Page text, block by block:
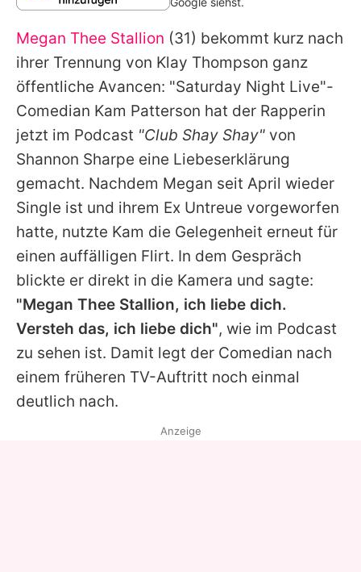
Alle Themen auf Promiflash
Jobs
App runterladen
Team
Redaktionelle Richtlinien
Impressum
Datenschutzerklärung
Utiq verwalten
Megan Thee Stallion (31) bekommt kurz nach
ihrer Trennung von Klay Thompson ganz
öffentliche Avancen: "Saturday Night Live"-
Comedian Kam Patterson hat der Rapperin
jetzt im Podcast "Club Shay Shay" von
Shannon Sharpe eine Liebeserklärung
gemacht. Nachdem Megan seit April wieder
Single ist und ihrem Ex Untreue vorgeworfen
hatte, nutzte Kam die Gelegenheit erneut für
einen auffälligen Flirt. In dem Gespräch
blickte er direkt in die Kamera und sagte:
"Megan Thee Stallion, ich liebe dich.
Versteh das, ich liebe dich", wie im Podcast
zu sehen ist. Damit legt der Comedian nach
einem früheren TV-Auftritt noch einmal
deutlich nach.
Anzeige